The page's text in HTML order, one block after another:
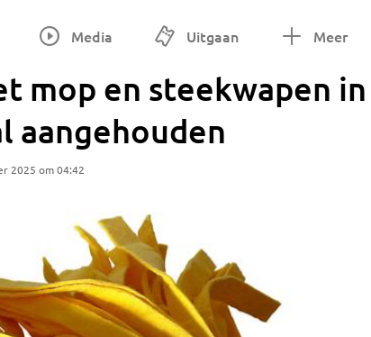
Media Uitgaan Meer
mop en steekwapen in
aangehouden
2025 om 04:42